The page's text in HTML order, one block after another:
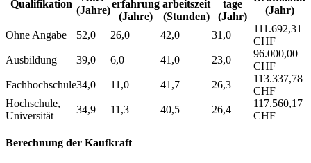
Qualifikation
(Jahre)
erfahrung
(Jahre)
arbeitszeit
(Stunden)
tage
(Jahr)
(Jahr)
Ohne Angabe 52,0 26,0 42,0 31,0
111.692,31
CHF
Ausbildung
39,0 6,0 41,0 23,0
96.000,00
CHF
Fachhochschule34,0 11,0 41,7 26,3
113.337,78
CHF
Hochschule,
Universität
34,9 11,3 40,5 26,4
117.560,17
CHF
Berechnung der Kaufkraft